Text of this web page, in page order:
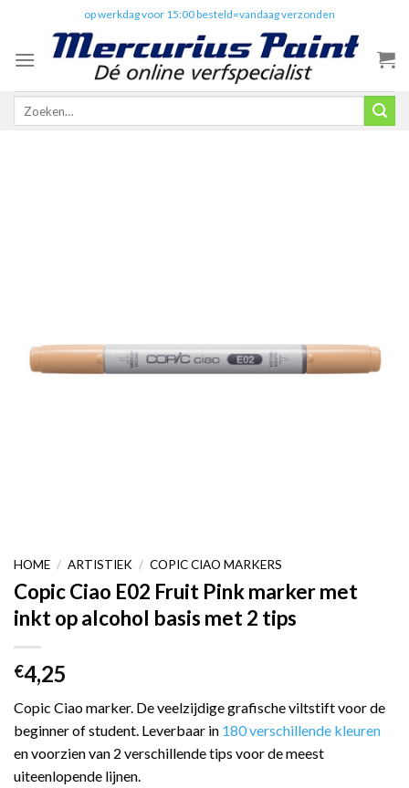
content
op werkdag voor 15:00 besteld=vandaag verzonden
Zoeken
HOME / ARTISTIEK / COPIC CIAO MARKERS
Copic Ciao E02 Fruit Pink marker met
inkt op alcohol basis met 2 tips
€4,25
Copic Ciao marker. De veelzijdige grafische viltstift voor de
beginner of student. Leverbaar in 180 verschillende kleuren
en voorzien van 2 verschillende tips voor de meest
uiteenlopende lijnen.